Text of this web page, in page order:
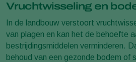
Vruchtwisseling en
In de landbouw verstoort
van plagen en kan het de behoefte
bestrijdingsmiddelen verminderen.
behoud van een gezonde bodem of